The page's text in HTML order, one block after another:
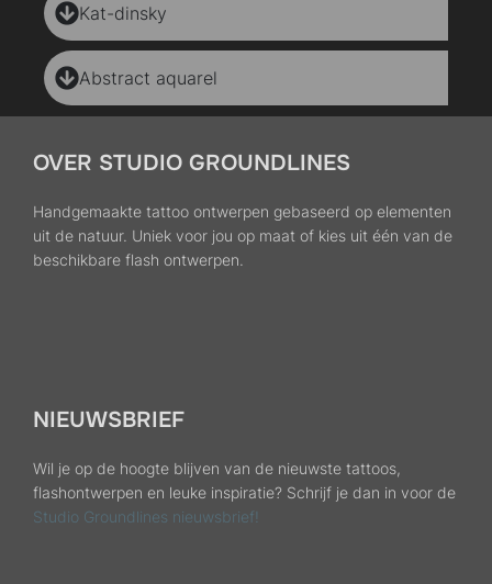
Kat-dinsky
Abstract aquarel
OVER STUDIO GROUNDLINES
Handgemaakte tattoo ontwerpen gebaseerd op elementen
uit de natuur. Uniek voor jou op maat of kies uit één van de
beschikbare flash ontwerpen.
NIEUWSBRIEF
Wil je op de hoogte blijven van de nieuwste tattoos,
flashontwerpen en leuke inspiratie? Schrijf je dan in voor de
Studio Groundlines nieuwsbrief!